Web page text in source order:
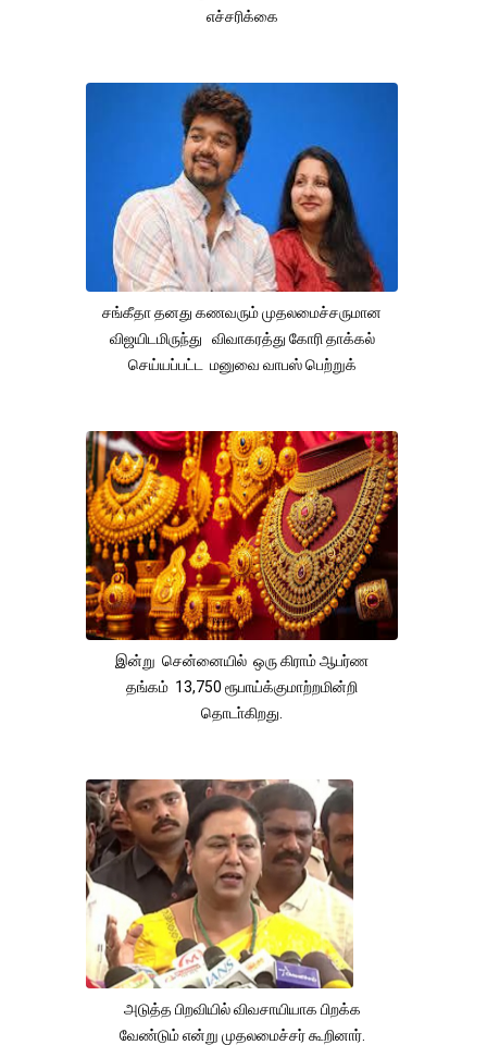
எச்சரிக்கை
சங்கீதா தனது கணவரும் முதலமைச்சருமான
விஜயிடமிருந்து விவாகரத்து கோரி தாக்கல்
செய்யப்பட்ட மனுவை வாபஸ் பெற்றுக்
இன்று சென்னையில் ஒரு கிராம் ஆபர்ண
தங்கம் 13,750 ரூபாய்க்குமாற்றமின்றி
தொடா்கிறது.
அடுத்த பிறவியில் விவசாயியாக பிறக்க
வேண்டும் என்று முதலமைச்சர் கூறினார்.